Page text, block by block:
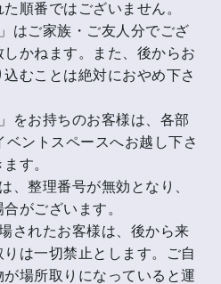
順番ではございません。
はご家族・ご友人分でござ
かねます。また、後からお
むことは絶対におやめ下さ
をお持ちのお客様は、各部
ントスペースへお越し下さ
す。
、整理番号が無効となり、
がございます。
されたお客様は、後から来
は一切禁止とします。ご自
場所取りになっていると運